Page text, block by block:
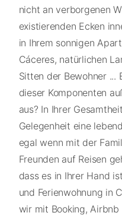
nicht an verborgenen
existierenden Ecken
in Ihrem sonnigen
Cáceres, natürlichen
Sitten der Bewohner ...
dieser Komponenten
aus? In Ihrer
Gelegenheit eine
egal wenn mit der
Freunden auf Reisen
dass es in Ihrer Hand
und Ferienwohnung in
wir mit Booking,